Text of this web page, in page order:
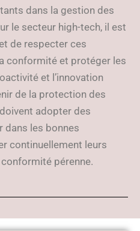
dans la gestion des
le secteur high-tech, il est
de respecter ces
conformité et protéger les
et l’innovation
de la protection des
adopter des
dans les bonnes
continuellement leurs
pérenne.